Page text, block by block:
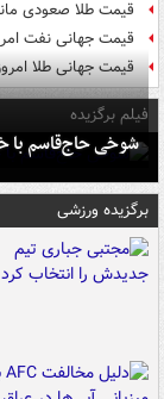
قیمت طلا صعودی
قیمت جهانی نفت امروز ۱۶
قیمت جهانی طلا امروز ۱۵
فیلم برگزیده
شوخی حاج‌قاسم با
برگزیده ورزشی